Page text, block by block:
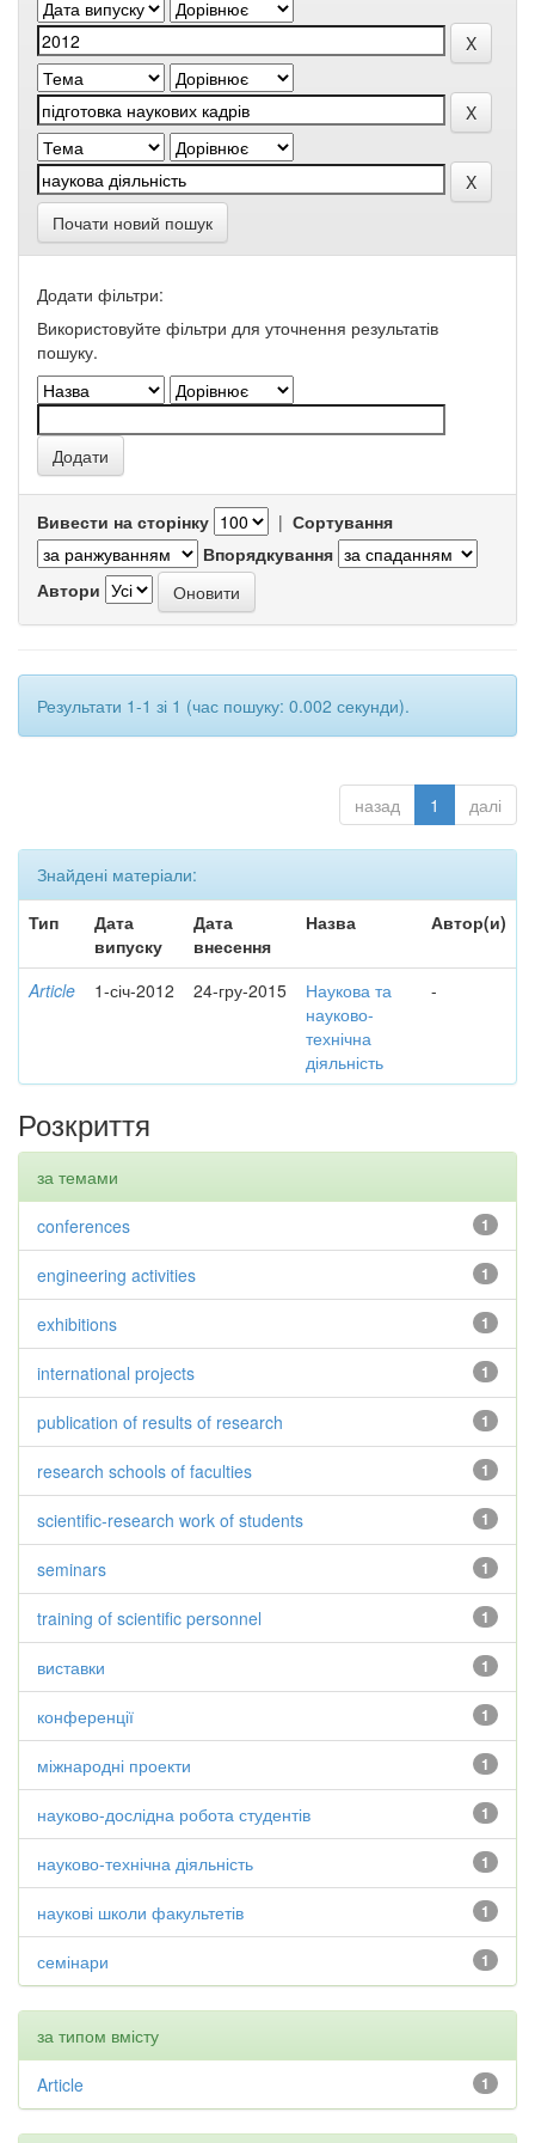
Почати новий пошук
Додати фільтри:
Використовуйте фільтри для уточнення результатів
пошуку.
Вивести на сторінку | Сортування
Впорядкування
Автори
Результати 1-1 зі 1 (час пошуку: 0.002 секунди).
назад 1 далі
Знайдені матеріали:
Тип
Дата
випуску
Дата
внесення
Назва Автор(и)
Article 1-січ-2012 24-гру-2015
Наукова та
науково-
технічна
діяльність
-
Розкриття
за темами
1
conferences
1
engineering activities
1
exhibitions
1
international projects
1
publication of results of research
1
research schools of faculties
1
scientific-research work of students
1
seminars
1
training of scientific personnel
1
виставки
1
конференції
1
міжнародні проекти
1
науково-дослідна робота студентів
1
науково-технічна діяльність
1
наукові школи факультетів
1
семінари
за типом вмісту
1
Article